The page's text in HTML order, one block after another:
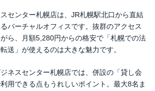
センター札幌店は、JR札幌駅北口から直結
バーチャルオフィスです。抜群のアクセス
ら、月額5,280円からの格安で「札幌での法
送」が使えるのは大きな魅力です。
ネスセンター札幌店では、併設の「貸し会
用できる点もうれしいポイント。最大8名ま